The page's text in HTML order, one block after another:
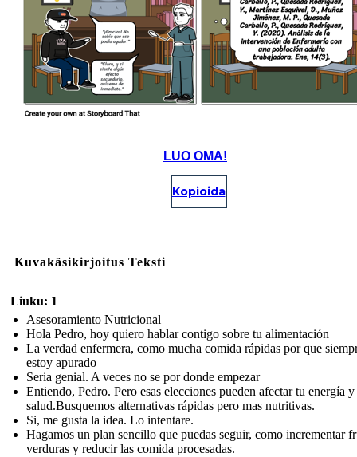
LUO OMA!
Kopioida
Kuvakäsikirjoitus Teksti
Liuku: 1
Asesoramiento Nutricional
Hola Pedro, hoy quiero hablar contigo sobre tu alimentación
La verdad enfermera, como mucha comida rápidas por que
estoy apurado
Seria genial. A veces no se por donde empezar
Entiendo, Pedro. Pero esas elecciones pueden afectar tu energía y
salud.Busquemos alternativas rápidas pero mas nutritivas.
Si, me gusta la idea. Lo intentare.
Hagamos un plan sencillo que puedas seguir, como incrementar
verduras y reducir las comida procesadas.